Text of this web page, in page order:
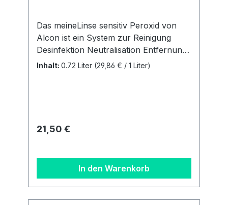
Das meineLinse sensitiv Peroxid von
Alcon ist ein System zur Reinigung
Desinfektion Neutralisation Entfernung
von Proteinen Aufbewahrung 100%
Behälter. Unser 3 Monatsbedarf
besteht aus 2 Flaschen á 360 ml + 1
Produktsicherheitsverordnung Als
verantwortungsbewusstes
Unternehmen legen wir großen Wert
Inhalt: 0.72 Liter (29,86 € / 1 Liter)
Regulärer Preis:
21,50 €
In den Warenkorb